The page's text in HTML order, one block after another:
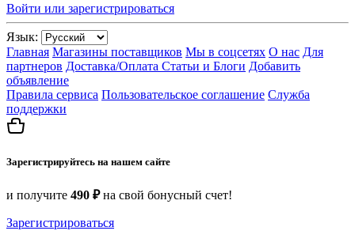
Войти или зарегистрироваться
Язык:
Главная Магазины поставщиков Мы в соцсетях О нас Для
партнеров Доставка/Оплата Статьи и Блоги Добавить
объявление
Правила сервиса Пользовательское соглашение Служба
поддержки
Зарегистрируйтесь на нашем сайте
и получите 490 ₽на свой бонусный счет!
Зарегистрироваться